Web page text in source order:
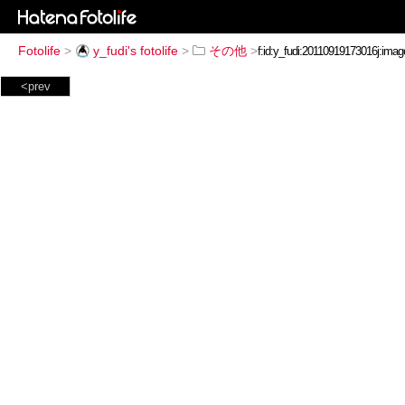
Fotolife > y_fudi's fotolife > その他 >
<prev